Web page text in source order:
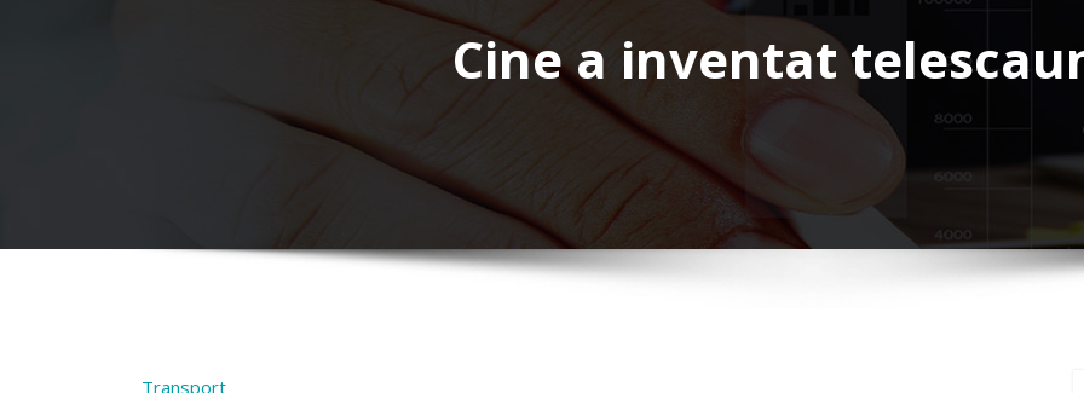
Cine a inventat
Transport